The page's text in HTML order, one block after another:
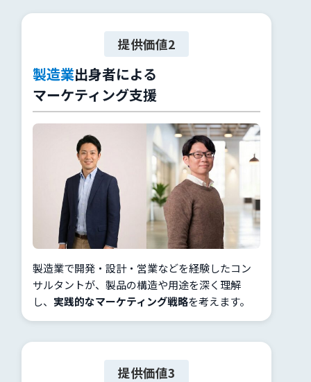
提供価値2
製造業出身者による
マーケティング支援
製造業で開発・設計・営業などを経験したコン
サルタントが、製品の構造や用途を深く理解
し、 実践的なマーケティング戦略を考えます。
提供価値3